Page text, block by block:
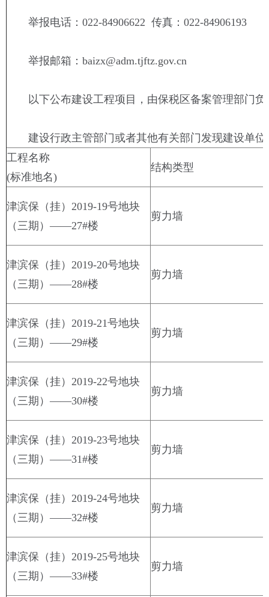
举报电话：022-84906622 传真：022-84906193
举报邮箱：baizx@adm.tjftz.gov.cn
以下公布建设工程项目，由保税区备案管理部门负
建设行政主管部门或者其他有关部门发现建设单位
工程名称
(标准地名)
结构类型
津滨保（挂）2019-19号地块
（三期）——27#楼
剪力墙
津滨保（挂）2019-20号地块
（三期）——28#楼
剪力墙
津滨保（挂）2019-21号地块
（三期）——29#楼
剪力墙
津滨保（挂）2019-22号地块
（三期）——30#楼
剪力墙
津滨保（挂）2019-23号地块
（三期）——31#楼
剪力墙
津滨保（挂）2019-24号地块
（三期）——32#楼
剪力墙
津滨保（挂）2019-25号地块
（三期）——33#楼
剪力墙